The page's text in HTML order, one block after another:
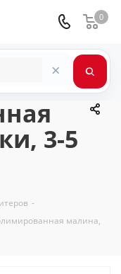
0
×
3-5
-
малина,